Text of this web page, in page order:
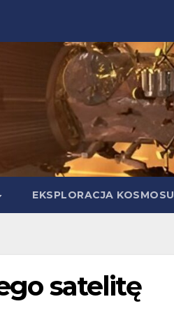
EKSPLORACJA KOSMOSU
satelitę